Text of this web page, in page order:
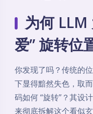
为何 LLM
爱” 旋转位
你发现了吗？传统的
下显得黯然失色，取
码如何 “旋转”？其设
来彻底拆解这个看似